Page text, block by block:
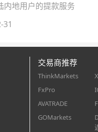
内地用户的提款服务
31
交易商推荐
ThinkMarkets
FxPro
AVATRADE
GOMarkets